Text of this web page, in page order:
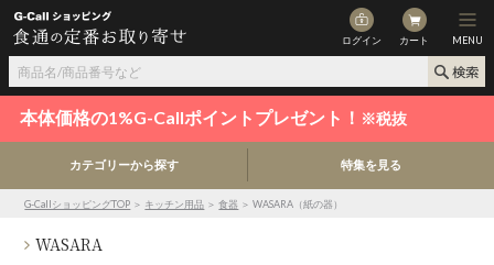
ログイン カート MENU
本体価格の1%G-Callポイントプレゼント！ ※税抜
カテゴリーから探す 特集を見る
G-CallショッピングTOP ＞ キッチン用品 ＞食器 ＞ WASARA（紙の器）
WASARA